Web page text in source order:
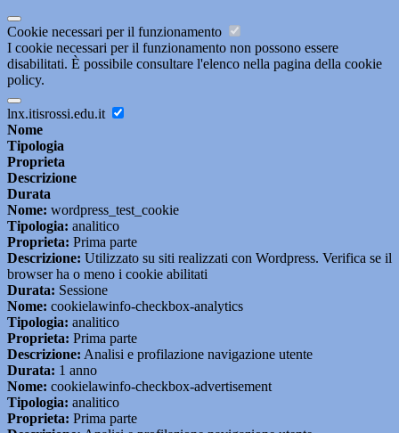
Cookie necessari per il funzionamento
I cookie necessari per il funzionamento non possono essere
disabilitati. È possibile consultare l'elenco nella pagina della cookie
policy.
lnx.itisrossi.edu.it
Nome
Tipologia
Proprieta
Descrizione
Durata
Nome: wordpress_test_cookie
Tipologia: analitico
Proprieta: Prima parte
Descrizione: Utilizzato su siti realizzati con Wordpress. Verifica se il
browser ha o meno i cookie abilitati
Durata: Sessione
Nome: cookielawinfo-checkbox-analytics
Tipologia: analitico
Proprieta: Prima parte
Descrizione: Analisi e profilazione navigazione utente
Durata: 1 anno
Nome: cookielawinfo-checkbox-advertisement
Tipologia: analitico
Proprieta: Prima parte